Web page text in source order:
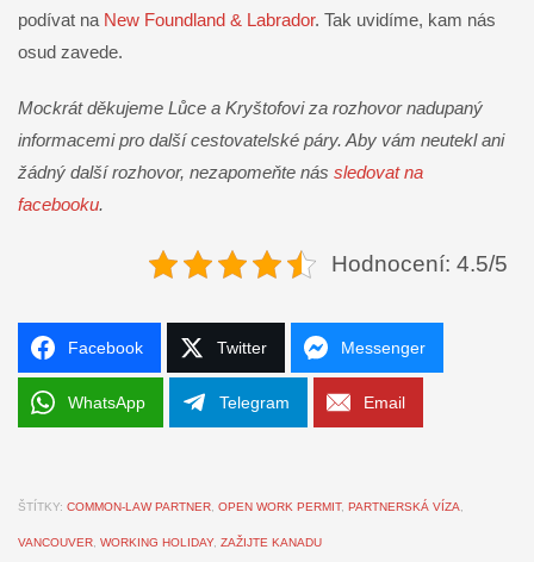
podívat na New Foundland & Labrador. Tak uvidíme, kam nás
osud zavede.
Mockrát děkujeme Lůce a Kryštofovi za rozhovor nadupaný
informacemi pro další cestovatelské páry. Aby vám neutekl ani
žádný další rozhovor, nezapomeňte nás sledovat na
facebooku.
Hodnocení: 4.5/5
Facebook Twitter Messenger
WhatsApp Telegram Email
ŠTÍTKY: COMMON-LAW PARTNER OPEN WORK PERMIT, PARTNERSKÁ VÍZA
VANCOUVER WORKING HOLIDAY, ZAŽIJTE KANADU